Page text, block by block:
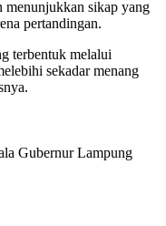
menunjukkan sikap yang
pertandingan.
terbentuk melalui
sekadar menang
Gubernur Lampung